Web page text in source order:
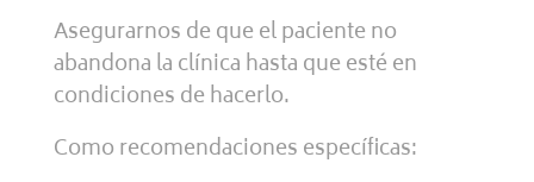
Asegurarnos de que el paciente no
abandona la clínica hasta que esté en
condiciones de hacerlo.
Como recomendaciones específicas: